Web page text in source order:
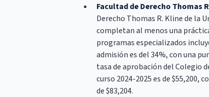
Facultad de Derecho Thomas
Derecho Thomas R. Kline de la
completan al menos una
programas especializados
admisión es del 34%, con una
tasa de aprobación del Colegio
curso 2024-2025 es de
de $83,204.